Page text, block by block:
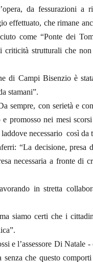
da fessurazioni a
effettuato, che rimane
come “Ponte dei
strutturali che non
di Campi Bisenzio è
stamani”.
sempre, con serietà e
promosso nei mesi
necessario così da
“La decisione, presa
necessaria a fronte di
in stretta
siamo certi che i
e l’assessore Di Natale -
che questo